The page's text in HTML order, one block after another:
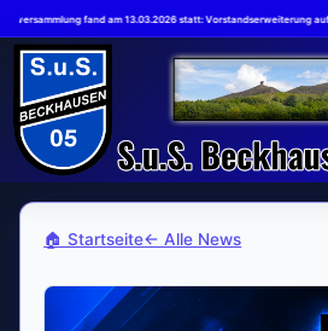
fand am 13.03.2026 statt: Vorstandserweiterung
🏠 Startseite← Alle News